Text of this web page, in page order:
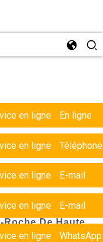
En ligne
Téléphone
E-mail
E-mail
WhatsApp
roche de haute
De Haute